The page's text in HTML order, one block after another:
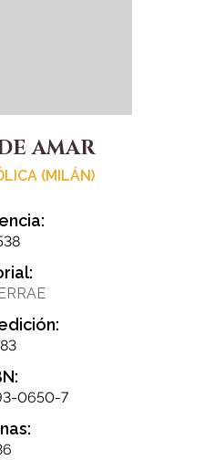
AMAR
(MILÁN)
0650-7